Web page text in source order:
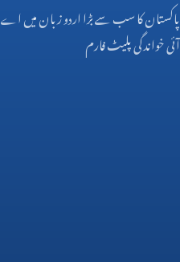
پاکستان کا سب سے بڑا اردو زبان میں اے
آئی خواندگی پلیٹ فارم